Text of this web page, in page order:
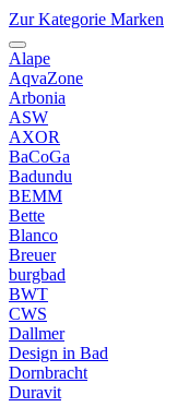
Zur Kategorie Marken
Alape
AqvaZone
Arbonia
ASW
AXOR
BaCoGa
Badundu
BEMM
Bette
Blanco
Breuer
burgbad
BWT
CWS
Dallmer
Design in Bad
Dornbracht
Duravit